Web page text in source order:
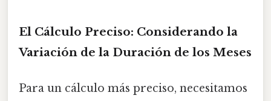
El Cálculo Preciso: Considerando la
Variación de la Duración de los Meses
Para un cálculo más preciso, necesitamos